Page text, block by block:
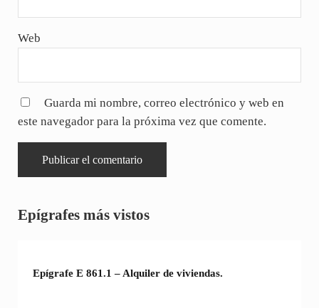
Web
Guarda mi nombre, correo electrónico y web en
este navegador para la próxima vez que comente.
Sidebar
Epígrafes más vistos
Epígrafe E 861.1 – Alquiler de viviendas.